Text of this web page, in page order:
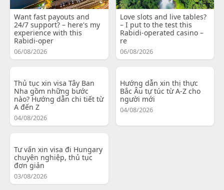
Want fast payouts and
24/7 support? – here's my
experience with this
Rabidi-oper
06/08/2026
Love slots and live tables?
– I put to the test this
Rabidi-operated casino –
re
06/08/2026
Thủ tục xin visa Tây Ban
Nha gồm những bước
nào? Hướng dẫn chi tiết từ
A đến Z
04/08/2026
Hướng dẫn xin thị thực
Bắc Âu tự túc từ A-Z cho
người mới
04/08/2026
Tư vấn xin visa đi Hungary
chuyên nghiệp, thủ tục
đơn giản
03/08/2026